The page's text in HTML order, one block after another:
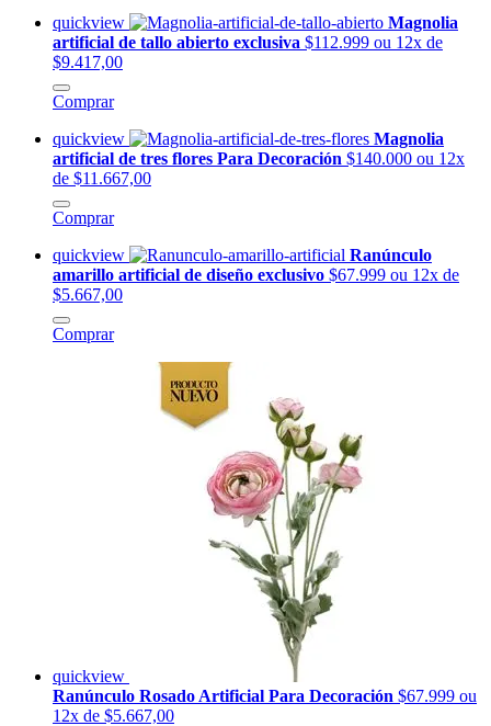
quickview
Magnolia
artificial de tallo abierto exclusiva $112.999 ou 12x de
$9.417,00
Comprar
quickview
Magnolia
artificial de tres flores Para Decoración $140.000 ou 12x
de $11.667,00
Comprar
quickview
Ranúnculo
amarillo artificial de diseño exclusivo $67.999 ou 12x de
$5.667,00
Comprar
quickview
Ranúnculo Rosado Artificial Para Decoración $67.999 ou
12x de $5.667,00